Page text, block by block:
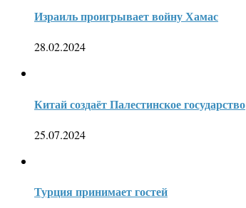
Израиль проигрывает войну Хамас
28.02.2024
Китай создаёт Палестинское государство
25.07.2024
Турция принимает гостей